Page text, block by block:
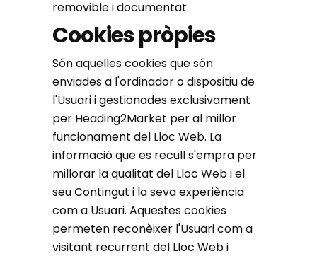
removible i documentat.
Cookies pròpies
Són aquelles cookies que són
enviades a l'ordinador o dispositiu de
l'Usuari i gestionades exclusivament
per Heading2Market per al millor
funcionament del Lloc Web. La
informació que es recull s'empra per
millorar la qualitat del Lloc Web i el
seu Contingut i la seva experiència
com a Usuari. Aquestes cookies
permeten reconèixer l'Usuari com a
visitant recurrent del Lloc Web i